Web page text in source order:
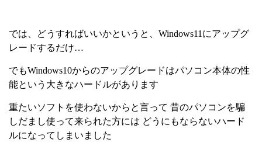
では、どうすればいいかというと、 Windows11 にアップグ
レードするだけ…
でもWindows10からのアップグレードはパソコン本体の性
能という大きなハードルがあります
重たいソフトを使わないからと言って 昔のパソコンを騙
しだまし使って来られた方には どうにもならないハード
ルになってしまいました